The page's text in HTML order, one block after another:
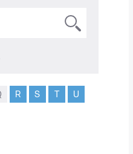
R S T
U